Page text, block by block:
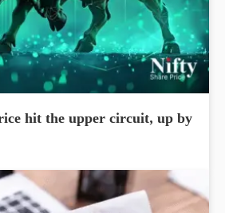
hit the upper circuit, up by